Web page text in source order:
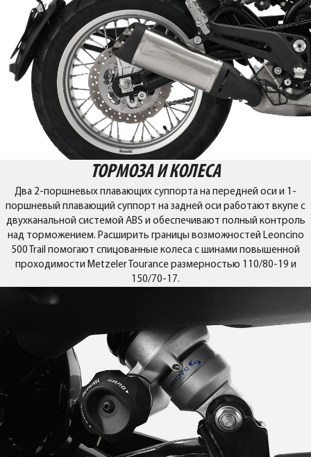
ТОРМОЗА И КОЛЕСА
Два 2-поршневых плавающих суппорта на передней оси и 1-
поршневый плавающий суппорт на задней оси работают вкупе с
двухканальной системой ABS и обеспечивают полный контроль
над торможением. Расширить границы возможностей Leoncino
500 Trail помогают спицованные колеса с шинами повышенной
проходимости Metzeler Tourance размерностью 110/80-19 и
150/70-17.